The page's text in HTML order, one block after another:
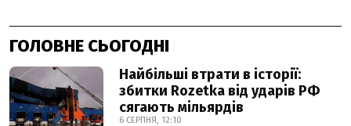
ГОЛОВНЕ СЬОГОДНІ
Найбільші втрати в історії:
збитки Rozetka від ударів РФ
сягають мільярдів
6 СЕРПНЯ, 12:10